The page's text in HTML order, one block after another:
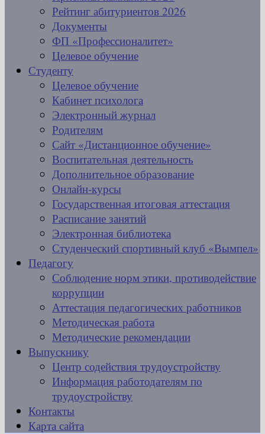
Рейтинг абитуриентов 2026
Документы
ФП «Профессионалитет»
Целевое обучение
Студенту
Целевое обучение
Кабинет психолога
Электронный журнал
Родителям
Сайт «Дистанционное обучение»
Воспитательная деятельность
Дополнительное образование
Онлайн-курсы
Государственная итоговая аттестация
Расписание занятий
Электронная библиотека
Студенческий спортивный клуб «Вымпел»
Педагогу
Соблюдение норм этики, противодействие
коррупции
Аттестация педагогических работников
Методическая работа
Методические рекомендации
Выпускнику
Центр содействия трудоустройству
Информация работодателям по
трудоустройству
Контакты
Карта сайта